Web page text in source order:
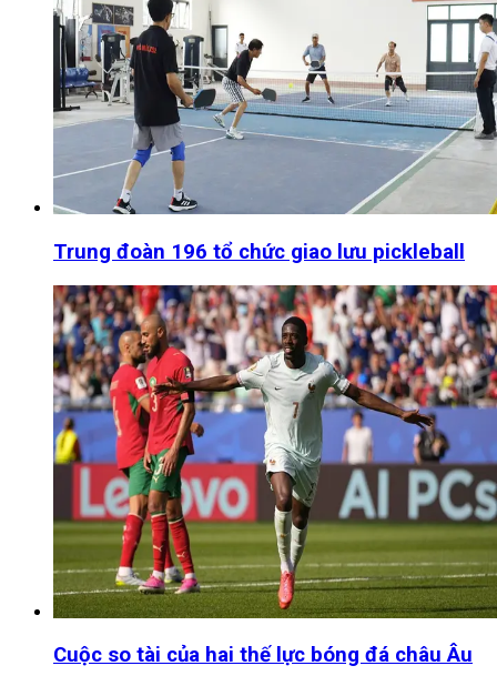
Trung đoàn 196 tổ chức giao lưu pickleball
Cuộc so tài của hai thế lực bóng đá châu Âu